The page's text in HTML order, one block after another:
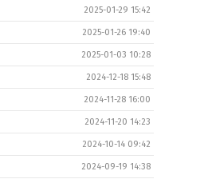
2025-01-29 15:42
2025-01-26 19:40
2025-01-03 10:28
2024-12-18 15:48
2024-11-28 16:00
2024-11-20 14:23
2024-10-14 09:42
2024-09-19 14:38